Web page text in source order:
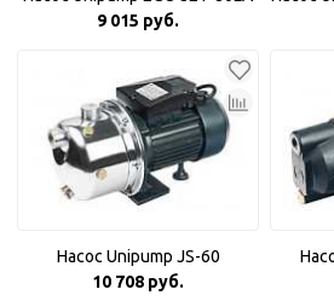
9 015 руб.
Насос Unipump JS-60
10 708 руб.